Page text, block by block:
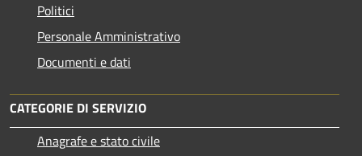
Politici
Personale Amministrativo
Documenti e dati
CATEGORIE DI SERVIZIO
Anagrafe e stato civile